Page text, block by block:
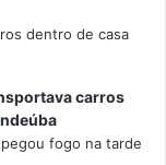
dentro de casa
carros
fogo na tarde